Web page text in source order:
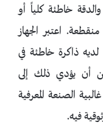
والدقة خاطئة كلياً أو
اعتبر الجهاز
ذاكرة خاطئة في
أن يؤدي ذلك إلى
الصنعة المعرفية
فيه.